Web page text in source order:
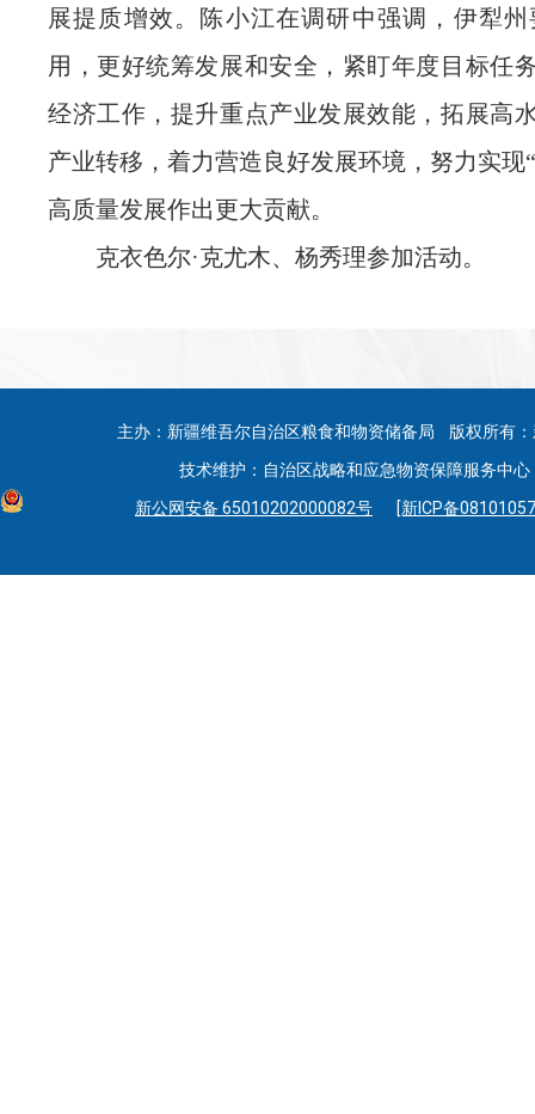
展提质增效。陈小江在调研中强调，伊犁
用，更好统筹发展和安全，紧盯年度目标任
经济工作，提升重点产业发展效能，拓展高
产业转移，着力营造良好发展环境，努力实
高质量发展作出更大贡献。
克衣色尔·克尤木、杨秀理参加活动。
主办：新疆维吾尔自治区粮食和物资储备局 版权所有
技术维护：自治区战略和应急物资保障服务中
新公网安备 65010202000082号
[新ICP备